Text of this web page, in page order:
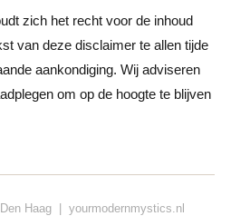
zich het recht voor de inhoud
van deze disclaimer te allen tijde
aankondiging. Wij adviseren
om op de hoogte te blijven
Haag | yourmodernmystics.nl